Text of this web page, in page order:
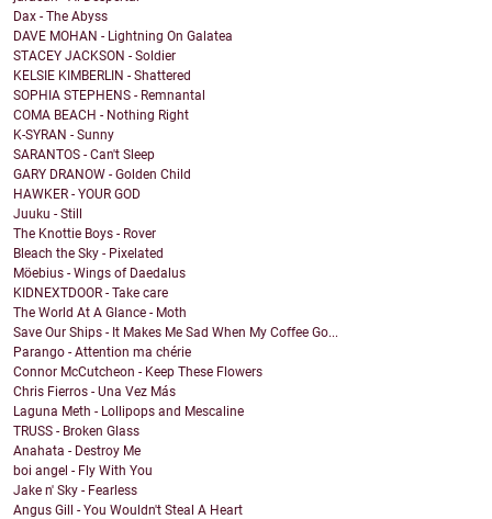
Dax - The Abyss
DAVE MOHAN - Lightning On Galatea
STACEY JACKSON - Soldier
KELSIE KIMBERLIN - Shattered
SOPHIA STEPHENS - Remnantal
COMA BEACH - Nothing Right
K-SYRAN - Sunny
SARANTOS - Can't Sleep
GARY DRANOW - Golden Child
HAWKER - YOUR GOD
Juuku - Still
The Knottie Boys - Rover
Bleach the Sky - Pixelated
Möebius - Wings of Daedalus
KIDNEXTDOOR - Take care
The World At A Glance - Moth
Save Our Ships - It Makes Me Sad When My Coffee Go...
Parango - Attention ma chérie
Connor McCutcheon - Keep These Flowers
Chris Fierros - Una Vez Más
Laguna Meth - Lollipops and Mescaline
TRUSS - Broken Glass
Anahata - Destroy Me
boi angel - Fly With You
Jake n' Sky - Fearless
Angus Gill - You Wouldn't Steal A Heart